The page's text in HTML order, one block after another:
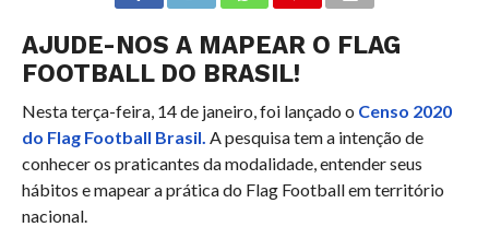
AJUDE-NOS A MAPEAR O FLAG
FOOTBALL DO BRASIL!
Nesta terça-feira, 14 de janeiro, foi lançado o Censo 2020
do Flag Football Brasil. A pesquisa tem a intenção de
conhecer os praticantes da modalidade, entender seus
hábitos e mapear a prática do Flag Football em território
nacional.